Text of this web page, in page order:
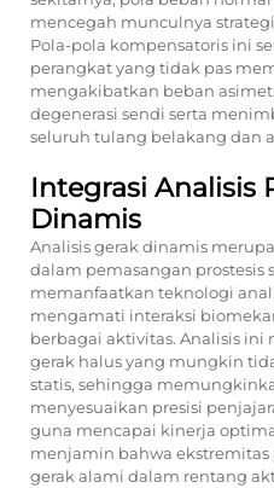
mencegah munculnya
Pola-pola kompensatoris ini
perangkat yang tidak pas
mengakibatkan beban
degenerasi sendi serta
seluruh tulang belakang dan
Integrasi Analisis
Dinamis
Analisis gerak dinamis
dalam pemasangan prostesis
memanfaatkan teknologi
mengamati interaksi
berbagai aktivitas. Analisis
gerak halus yang mungkin
statis, sehingga
menyesuaikan presisi
guna mencapai kinerja
menjamin bahwa
gerak alami dalam rentang